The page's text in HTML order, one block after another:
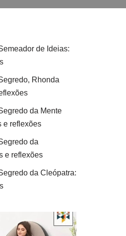
de Ideias:
Rhonda
da Mente
e reflexões
da
e reflexões
da Cleópatra: